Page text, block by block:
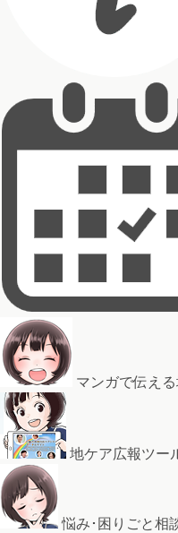
マンガで伝え
地ケア広報ツー
悩み･困りごと相